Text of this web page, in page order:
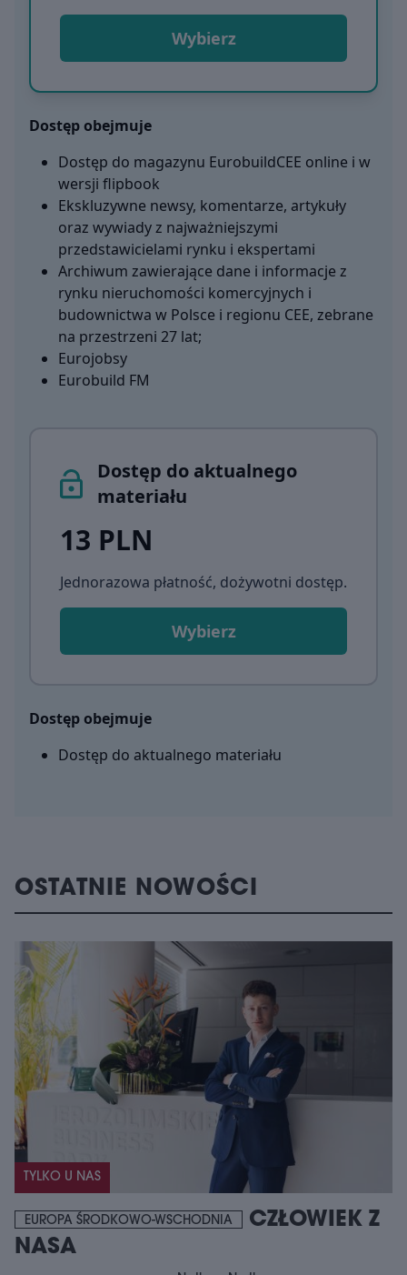
Dostęp do aktualnego
materiału
13 PLN
Jednorazowa płatność, dożywotni dostęp.
Wybierz
Dostęp obejmuje
Dostęp do aktualnego materiału
Wybierz
Dostęp obejmuje
Dostęp do magazynu EurobuildCEE online i w
wersji flipbook
Ekskluzywne newsy, komentarze, artykuły
oraz wywiady z najważniejszymi
przedstawicielami rynku i ekspertami
Archiwum zawierające dane i informacje z
rynku nieruchomości komercyjnych i
budownictwa w Polsce i regionu CEE, zebrane
na przestrzeni 27 lat;
Eurojobsy
Eurobuild FM
OSTATNIE NOWOŚCI
TYLKO U NAS
EUROPA ŚRODKOWO-WSCHODNIA
CZŁOWIEK Z
NASA